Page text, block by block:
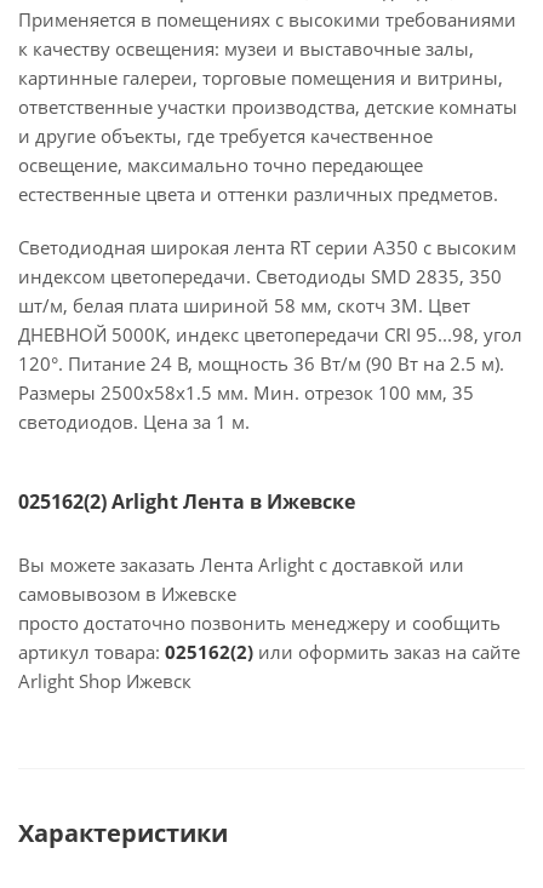
Применяется в помещениях с высокими требованиями
к качеству освещения: музеи и выставочные залы,
картинные галереи, торговые помещения и витрины,
ответственные участки производства, детские комнаты
и другие объекты, где требуется качественное
освещение, максимально точно передающее
естественные цвета и оттенки различных предметов.
Светодиодная широкая лента RT серии A350 с высоким
индексом цветопередачи. Светодиоды SMD 2835, 350
шт/м, белая плата шириной 58 мм, скотч 3М. Цвет
ДНЕВНОЙ 5000K, индекс цветопередачи CRI 95...98, угол
120°. Питание 24 В, мощность 36 Вт/м (90 Вт на 2.5 м).
Размеры 2500х58х1.5 мм. Мин. отрезок 100 мм, 35
светодиодов. Цена за 1 м.
025162(2) Arlight Лента в Ижевске
Вы можете заказать Лента Arlight с доставкой или
самовывозом в Ижевске
просто достаточно позвонить менеджеру и сообщить
артикул товара: 025162(2) или оформить заказ на сайте
Arlight Shop Ижевск
Характеристики